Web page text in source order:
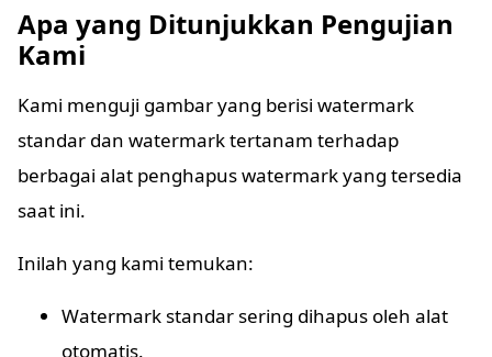
Apa yang Ditunjukkan Pengujian
Kami
Kami menguji gambar yang berisi watermark
standar dan watermark tertanam terhadap
berbagai alat penghapus watermark yang tersedia
saat ini.
Inilah yang kami temukan:
Watermark standar sering dihapus oleh alat
otomatis.